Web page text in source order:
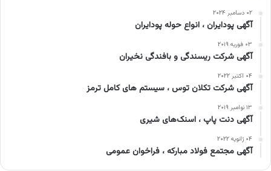
۰۲ دسامبر ۲۰۲۴
آگهی پودایران ، انواع حوله پودایران
۰۳ فوریه ۲۰۱۹
آگهی شرکت ریسندگی و بافندگی نخیران
۰۴ اکتبر ۲۰۲۲
آگهی شرکت تکلان توس ، سیستم های کامل ترمز
۱۳ نوامبر ۲۰۱۹
آگهی دنت پاپ ، اسنک‌های شیری
۰۴ ژانویه ۲۰۲۲
آگهی مجتمع فولاد مبارکه ، فراخوان عمومی